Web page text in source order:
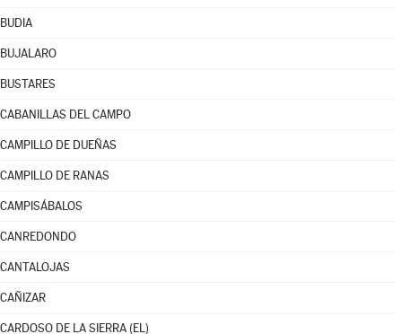
BUDIA
BUJALARO
BUSTARES
CABANILLAS DEL CAMPO
CAMPILLO DE DUEÑAS
CAMPILLO DE RANAS
CAMPISÁBALOS
CANREDONDO
CANTALOJAS
CAÑIZAR
CARDOSO DE LA SIERRA (EL)